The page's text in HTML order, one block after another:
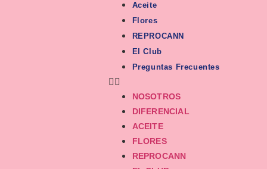
Aceite
Flores
REPROCANN
El Club
Preguntas Frecuentes
NOSOTROS
DIFERENCIAL
ACEITE
FLORES
REPROCANN